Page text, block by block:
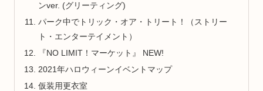
ンver. (グリーティング)
パーク中でトリック・オア・トリート！（ストリー
ト・エンターテイメント）
『NO LIMIT！マーケット』 NEW!
2021年ハロウィーンイベントマップ
仮装用更衣室